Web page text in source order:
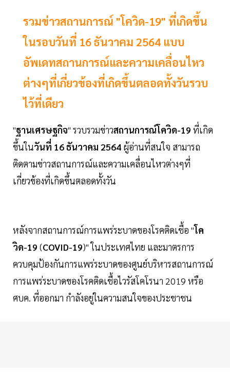
รวมข่าวสถานการณ์ "โควิด-19" ที่เกิดขึ้น
ในรอบวันที่ 16 ธันวาคม 2564 แบบ
อัพเดทสถานการณ์และความเคลื่อนไหว
ต่างๆที่เกี่ยวข้องที่เกิดขึ้นตลอดทั้งวันรวบ
ไว้ที่เดียว
"ฐานเศรษฐกิจ" รวบรวมข่าวสถานการณ์โควิด-19 ที่เกิด
ขึ้นในวันที่ 16 ธันวาคม 2564 ผู้อ่านที่สนใจ สามารถ
ติดตามข่าวสถานการณ์และความเคลื่อนไหวต่างๆที่
เกี่ยวข้องที่เกิดขึ้นตลอดทั้งวัน
หลังจากสถานการณ์การแพร่ระบาดของโรคติดเชื้อ "โค
วิด-19 (COVID-19)" ในประเทศไทย และมาตรการ
ควบคุมป้องกันการแพร่ระบาดของศูนย์บริหารสถานการณ์
การแพร่ระบาดของโรคติดเชื้อไวรัสโคโรนา 2019 หรือ
ศบค. ที่ออกมา กำลังอยู่ในความสนใจของประชาชน